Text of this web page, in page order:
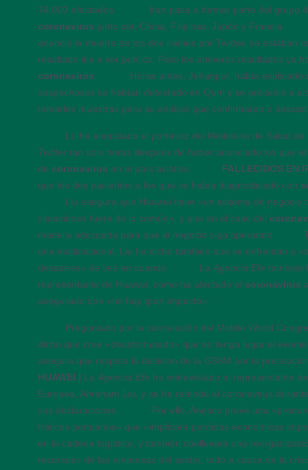
74.000 afectados.
Iran pasa a formar parte del grupo
coronavirus junto con China, Filipinas, Japón y Francia.
anuncio la muerte de los dos iraníes por Twitter, se estaban
resultado iba a ser público. Pero los primeros resultados ya
coronavirus.
Horas antes, Jahanpur, había explicado
sospechosos se habían detectado en Qom y se procedió a
tomarles muestras para su análisis que confirmaran o
Lo ha anunciado el portavoz del Ministerio de Salud
Twitter tan solo horas después de haber anunciado los que
de coronavirus en el país asiático.
FALLECIDOS EN
que los dos pacientes a los que se había diagnosticado con
Liu asegura que Huawei tiene «un sistema de negocio
situaciones fuera de lo común», y que en el caso del
manera adecuada para que el negocio siga operando.
una multinacional, Liu ha dicho también que se enfrentan a
desastres» de vez en cuando.
LaAgencia Efe también
representante de Huawei, como ha afectado el coronavirus
asegurado que «no hay gran impacto».
Preguntado por la cancelación del Mobile World
dicho que cree «desafortunado» que no tenga lugar el
asegura que respeta la decisión de la GSMA por la
HUAWEI | LaAgencia Efe ha entrevistado al representante
Europea, Abraham Liu, y se ha referido al coronavirus
sus declaraciones.
Por ello, Anesco prevé una
tráficos portuarios» que «implicará pérdidas económicas
en la cadena logística, y también conllevará una
recursos» de las empresas del sector, todo a causa de la